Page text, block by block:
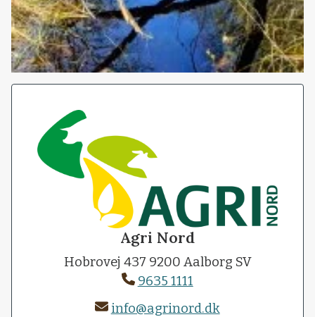
Agri Nord
Hobrovej 437 9200 Aalborg SV
9635 1111
info@agrinord.dk